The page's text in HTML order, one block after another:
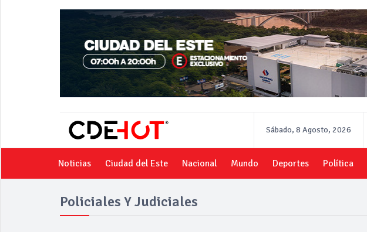
Sábado, 8 Agosto, 2026
Noticias Ciudad del Este Nacional Mundo Deportes Política
Policiales Y Judiciales